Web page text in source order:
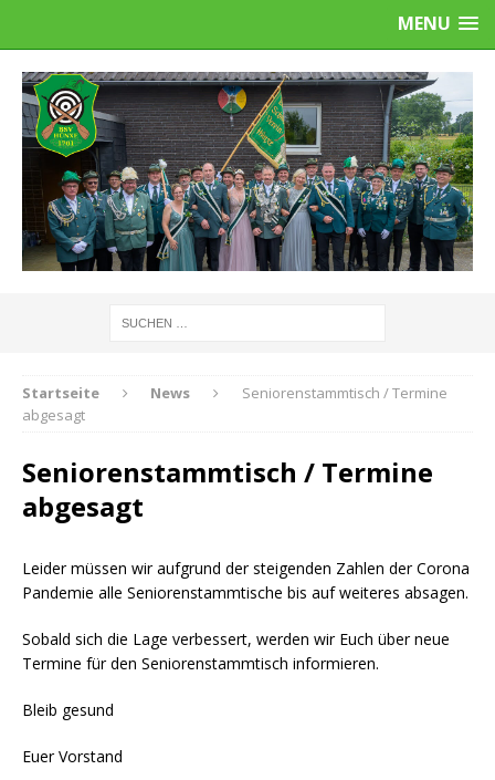
MENU
Startseite News
Seniorenstammtisch / Termine
abgesagt
Seniorenstammtisch / Termine
abgesagt
Leider müssen wir aufgrund der steigenden Zahlen der Corona
Pandemie alle Seniorenstammtische bis auf weiteres absagen.
Sobald sich die Lage verbessert, werden wir Euch über neue
Termine für den Seniorenstammtisch informieren.
Bleib gesund
Euer Vorstand